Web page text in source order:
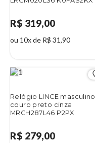
R$ 319,00
ou 10x de R$ 31,90
Relógio LINCE masculino
couro preto cinza
MRCH287L46 P2PX
R$ 279,00